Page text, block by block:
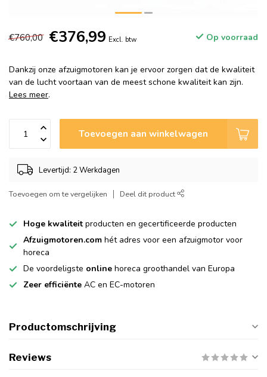
€760,00 €376,99 Excl. btw Op voorraad
Dankzij onze afzuigmotoren kan je ervoor zorgen dat de kwaliteit
van de lucht voortaan van de meest schone kwaliteit kan zijn.
Lees meer.
Toevoegen aan winkelwagen
Levertijd: 2 Werkdagen
Toevoegen om te vergelijken Deel dit product
Hoge kwaliteit producten en gecertificeerde producten
Afzuigmotoren.com hét adres voor een afzuigmotor voor
horeca
De voordeligste online horeca groothandel van Europa
Zeer efficiënte AC en EC-motoren
Productomschrijving
Reviews